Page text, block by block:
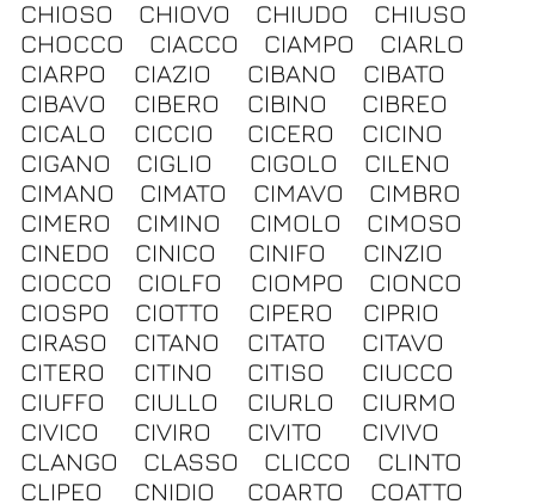
CHIOSO
CHIOVO CHIUDO
CHIUSO
CHOCCO
CIACCO CIAMPO
CIARLO
CIARPO
CIAZIO CIBANO
CIBATO
CIBAVO
CIBERO CIBINO
CIBREO
CICALO
CICCIO CICERO
CICINO
CIGANO
CIGLIO CIGOLO
CILENO
CIMANO
CIMATO CIMAVO
CIMBRO
CIMERO
CIMINO CIMOLO
CIMOSO
CINEDO
CINICO CINIFO
CINZIO
CIOCCO
CIOLFO CIOMPO
CIONCO
CIOSPO
CIOTTO CIPERO
CIPRIO
CIRASO
CITANO CITATO
CITAVO
CITERO
CITINO CITISO
CIUCCO
CIUFFO
CIULLO CIURLO
CIURMO
CIVICO
CIVIRO CIVITO
CIVIVO
CLANGO
CLASSO CLICCO
CLINTO
CLIPEO
CNIDIO COARTO
COATTO